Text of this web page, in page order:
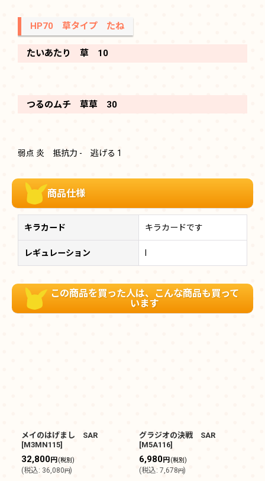
HP70 草タイプ たね
たいあたり 草 10
つるのムチ 草草 30
弱点 炎 抵抗力 - 逃げる 1
商品仕様
キラカード キラカードです
レギュレーション
この商品を買った人は、こんな商品も買って
います
メイのはげまし SAR
[M3MN115]
32,800円 (税別)
(税込: 36,080円)
グラジオの決戦 SAR
[M5A116]
6,980円 (税別)
(税込: 7,678円)